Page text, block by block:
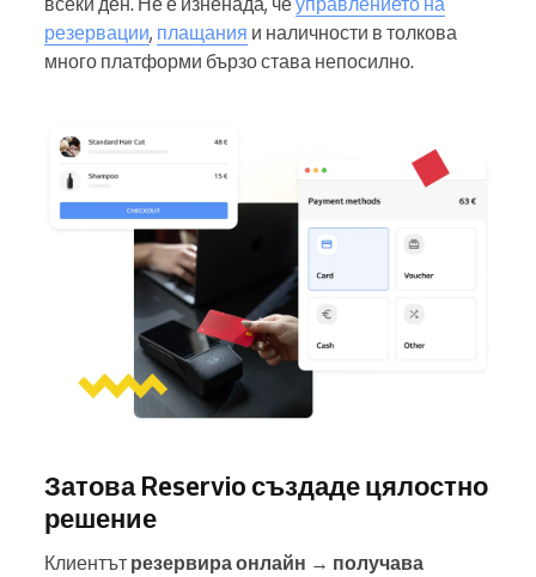
резервации, плащания и наличности в толкова
много платформи бързо става непосилно.
Затова Reservio създаде цялостно
решение
Клиентът резервира онлайн → получава